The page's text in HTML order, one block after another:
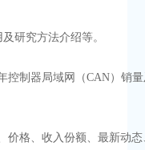
研究方法介绍等。
控制器局域网（CAN）销
价格、收入份额、最新动